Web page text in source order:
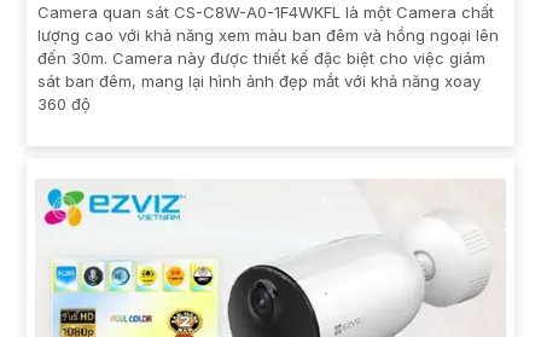
Camera quan sát CS-C8W-A0-1F4WKFL là một Camera chất
lượng cao với khả năng xem màu ban đêm và hồng ngoại lên
đến 30m. Camera này được thiết kế đặc biệt cho việc giám
sát ban đêm, mang lại hình ảnh đẹp mắt với khả năng xoay
360 độ